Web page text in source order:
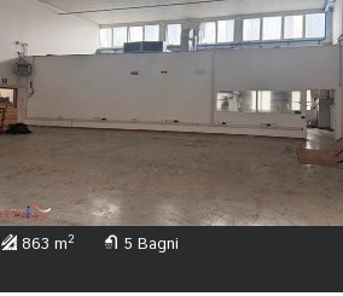
863 m2 5 Bagni